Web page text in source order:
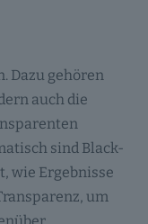
Dazu gehören
auch die
sind Black-
wie Ergebnisse
um